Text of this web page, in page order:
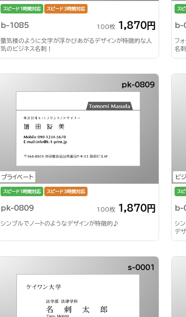
スピード1時間対応 スピード3時間対応
b-1085 100枚 1,870円
蜃気楼のように文字が浮かびあがるデザインが特徴的な人
気のビジネス名刺！
ス
b-
フ
名
プライベート
pk-0809
スピード1時間対応 スピード3時間対応
pk-0809 100枚 1,870円
シンプルでノートのようなデザインが特徴的♪
ビ
ス
b-
シ
デ
s-0001